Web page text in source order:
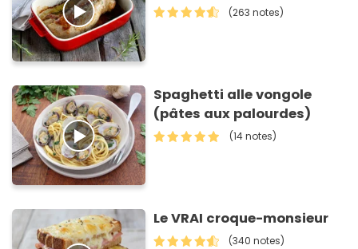
(263 notes)
Spaghetti alle vongole
(pâtes aux palourdes)
(14 notes)
Le VRAI croque-monsieur
(340 notes)